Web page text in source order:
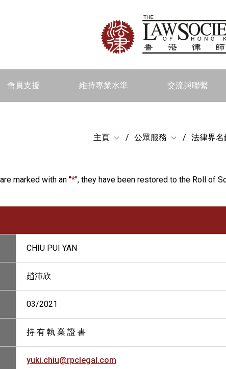
會員支援 維持專業水準 交流與聯繫
主頁 公眾服務 法律界名
marked with an "*", they have been restored to the Roll of
CHIU PUI YAN
趙沛欣
03/2021
持 有 執 業 證 書
yuki.chiu@rpclegal.com